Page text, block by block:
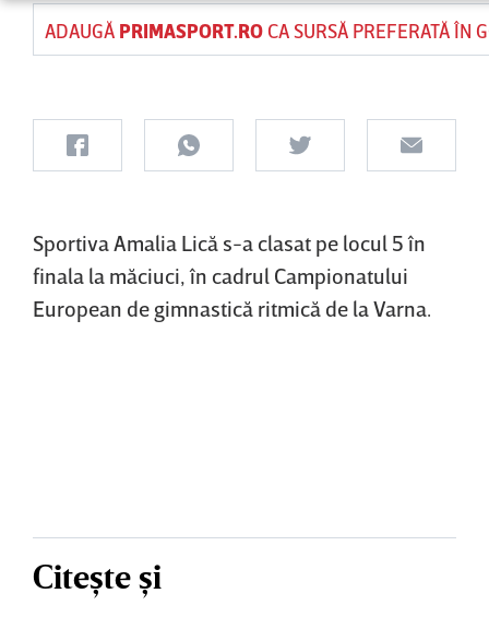
ADAUGĂ PRIMASPORT.ROCA SURSĂ PREFERATĂ ÎN
Sportiva Amalia Lică s-a clasat pe locul 5 în
finala la măciuci, în cadrul Campionatului
European de gimnastică ritmică de la Varna.
Citește și